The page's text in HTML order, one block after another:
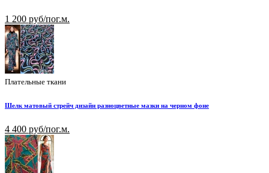
1 200 руб/пог.м.
Плательные ткани
Шелк матовый стрейч дизайн разноцветные мазки на черном фоне
4 400 руб/пог.м.